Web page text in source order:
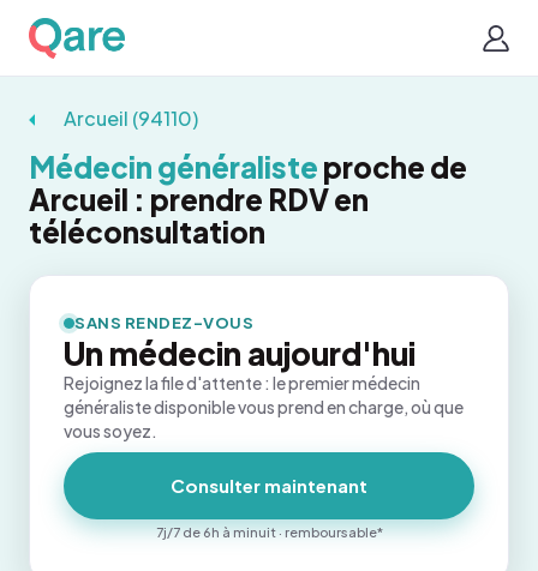
Arcueil (94110)
Médecin généraliste proche de
Arcueil : prendre RDV en
téléconsultation
SANS RENDEZ-VOUS
Un médecin aujourd'hui
Rejoignez la file d'attente : le premier médecin
généraliste disponible vous prend en charge, où que
vous soyez.
Consulter maintenant
7j/7 de 6h à minuit · remboursable*